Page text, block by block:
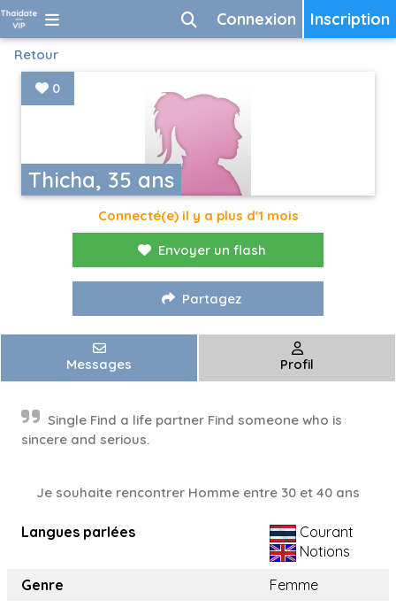
Inscription
Connexion
Retour
Thicha, 35 ans
0
Connecté(e) il y a plus d'1 mois
Envoyer un flash
Partagez
Messages Profil
Single Find a life partner Find someone who is
sincere and serious.
Je souhaite rencontrer Homme entre 30 et 40 ans
Langues parlées
Courant
Notions
Genre
Femme